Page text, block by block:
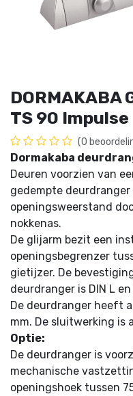
TS 90 Impulse
(0
Dormakaba
Deuren voorzien van
gedempte
openingsweerstand
nokkenas.
De glijarm bezit een
openingsbegrenzer
gietijzer. De
deurdranger is DIN L en
De deurdranger heeft
mm. De sluitwerking is
Optie:
De deurdranger is
mechanische
openingshoek tussen